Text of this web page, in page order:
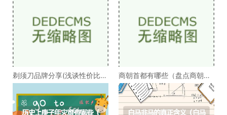
剃须刀品牌分享(浅谈性价比高
的剃须刀品牌）
商朝首都有哪些（盘点商朝的
十几个首都）